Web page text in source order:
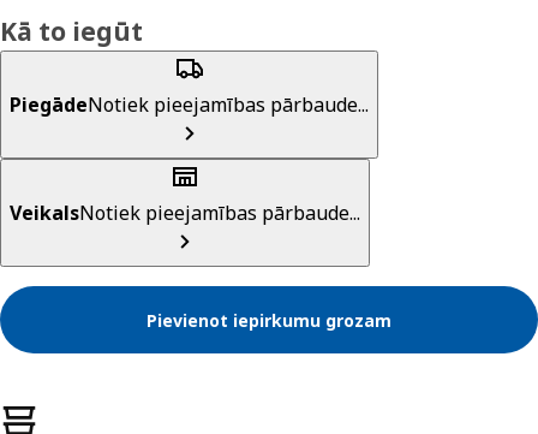
Kā to iegūt
PiegādeNotiek pieejamības pārbaude...
VeikalsNotiek pieejamības pārbaude...
Pievienot iepirkumu grozam
Preces īpašības